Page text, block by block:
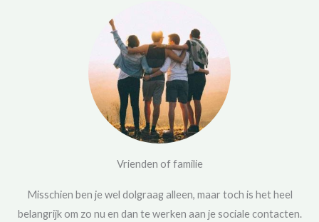
Vrienden of familie
Misschien ben je wel dolgraag alleen, maar toch is het heel
belangrijk om zo nu en dan te werken aan je sociale contacten.